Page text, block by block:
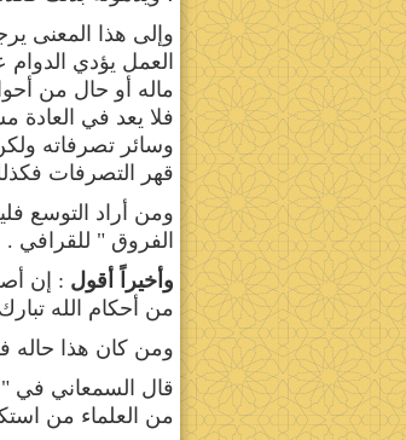
وإلى هذا المعنى
العمل يؤدي
ماله أو حال من
فلا يعد في
وسائر تصرفاته
قهر التصرفات
ومن أراد التوسع
الفروق " للقرافي .
وأخيراً أقول : إن
من أحكام الله
ومن كان هذا حاله
من العلماء من